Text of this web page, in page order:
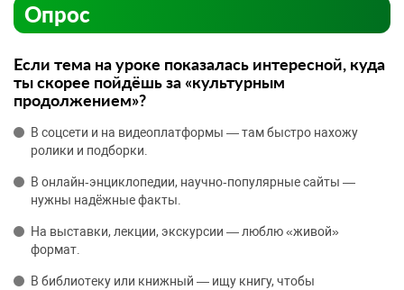
Опрос
Если тема на уроке показалась интересной, куда
ты скорее пойдёшь за «культурным
продолжением»?
В соцсети и на видеоплатформы — там быстро нахожу
ролики и подборки.
В онлайн‑энциклопедии, научно‑популярные сайты —
нужны надёжные факты.
На выставки, лекции, экскурсии — люблю «живой»
формат.
В библиотеку или книжный — ищу книгу, чтобы